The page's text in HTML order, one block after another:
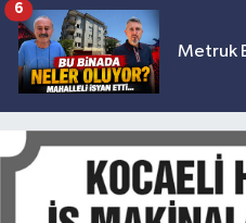
Metruk
6